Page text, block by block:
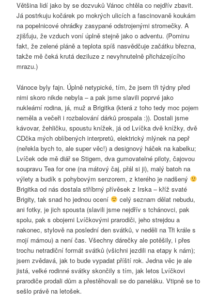
Většina lidí jako by se dozvuků Vánoc chtěla co nejdřív zbavit.
Já postrkuju kočárek po mokrých ulicích a fascinovaně koukám
na popelnicové ohrádky zasypané odstrojenými stromečky. A
zjišťuju, že vzduch voní úplně stejně jako o adventu. (Pominu
fakt, že zelené pláně a teplota spíš nasvědčuje začátku března,
takže mě čeká krutá deziluze z nevyhnutelně přicházejícího
mrazu.)
Vánoce byly fajn. Úplně netypické, tím, že jsem tři týdny před
nimi skoro nikde nebyla – a pak jsme slavili poprvé jako
nukleární rodina, já, muž a Brigitka (která z toho tedy moc pojem
neměla a večeři i rozbalování dárků prospala :)). Dostali jsme
kávovar, žehličku, spoustu knížek, já od Lvíčka dvě knížky, dvě
CDčka mých oblíbených interpretů, elektrický mlýnek na pepř
(neřekla bych to, ale super věc!) a designový háček na kabelku;
Lvíček ode mě diář se Stigem, dva gumovatelné piloty, čajovou
soupravu Tea for one (na mátový čaj, přál si ji), malý batoh na
výlety a budík s pohybovým senzorem, z kterého je nadšený
Brigitka od nás dostala stříbrný přívěsek z Irska – kříž svaté
Brigity, tak snad ho jednou ocení
celý seznam dělat nebudu,
ani fotky, je jich spousta (slavili jsme nejdřív s tchánovci, pak
spolu, pak s obojemi Lvíčkovými prarodiči, jeho strejdou a
nakonec, stylově na poslední den svátků, v neděli na Tři krále s
mojí mámou) a není čas. Všechny dárečky ale potěšily, i přes
trochu netradiční formát svátků (všichni jezdili na etapy k nám);
jsem zvědavá, jak to bude vypadat příští rok. Jedna věc je ale
jistá, velké rodinné svátky skončily s tím, jak letos Lvíčkovi
prarodiče prodali dům a přestěhovali se do paneláku. Vtipně se to
sešlo právě na letošek.